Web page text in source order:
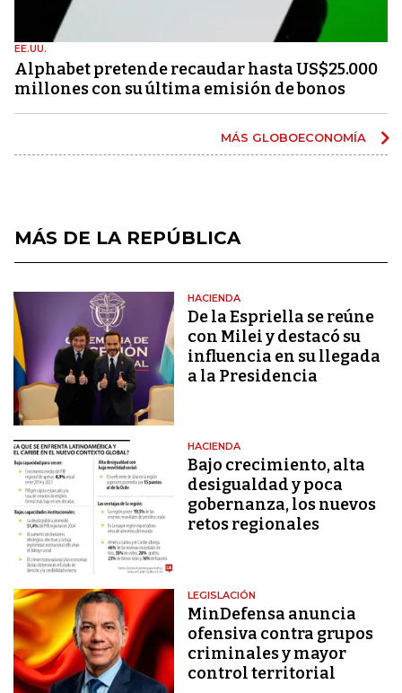
EE.UU.
Alphabet pretende recaudar hasta US$25.000
millones con su última emisión de bonos
MÁS GLOBOECONOMÍA
MÁS DE LA REPÚBLICA
HACIENDA
De la Espriella se reúne
con Milei y destacó su
influencia en su llegada
a la Presidencia
HACIENDA
Bajo crecimiento, alta
desigualdad y poca
gobernanza, los nuevos
retos regionales
LEGISLACIÓN
MinDefensa anuncia
ofensiva contra grupos
criminales y mayor
control territorial